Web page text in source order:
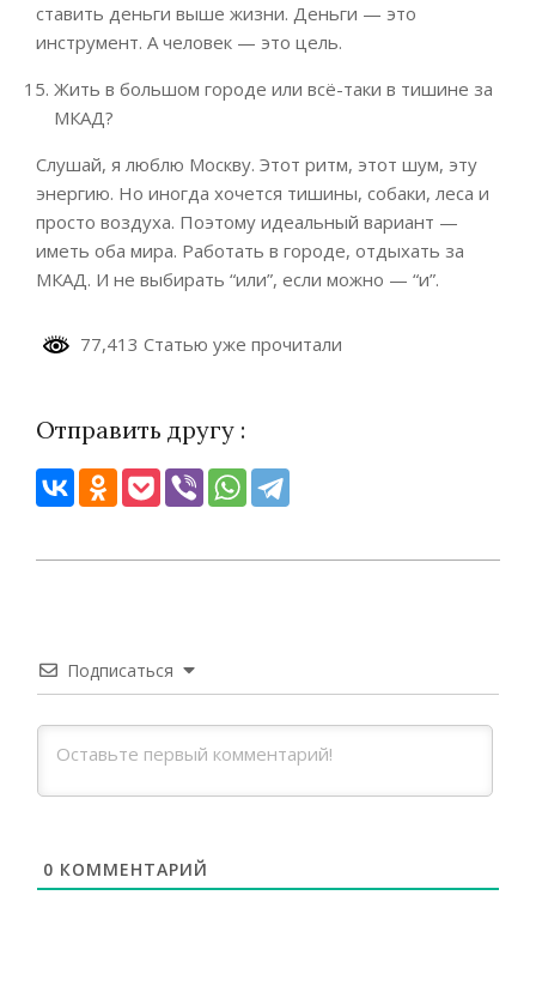
ставить деньги выше жизни. Деньги — это
инструмент. А человек — это цель.
Жить в большом городе или всё-таки в тишине за
МКАД?
Слушай, я люблю Москву. Этот ритм, этот шум, эту
энергию. Но иногда хочется тишины, собаки, леса и
просто воздуха. Поэтому идеальный вариант —
иметь оба мира. Работать в городе, отдыхать за
МКАД. И не выбирать “или”, если можно — “и”.
77,413 Статью уже прочитали
Отправить другу :
Подписаться
0 КОММЕНТАРИЙ